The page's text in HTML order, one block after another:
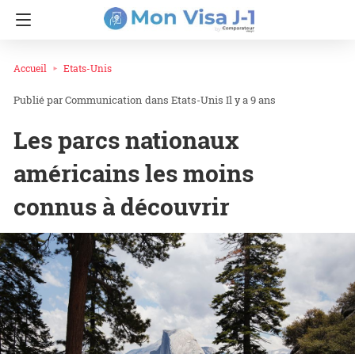
Accueil Etats-Unis
Communication dans Etats-Unis Il y a 9 ans
Les parcs nationaux
américains les moins
connus à découvrir